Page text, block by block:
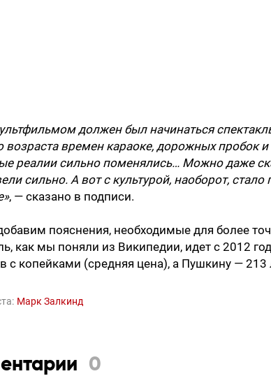
должен был начинаться
возраста времен караоке, дорожных пробок и
реалии сильно поменялись… Можно даже
сильно. А вот с культурой, наоборот,
, — сказано в подписи.
пояснения, необходимые для более
как мы поняли из Википедии, идет с 2012
с копейками (средняя цена), а Пушкину — 213
Марк Залкинд
0